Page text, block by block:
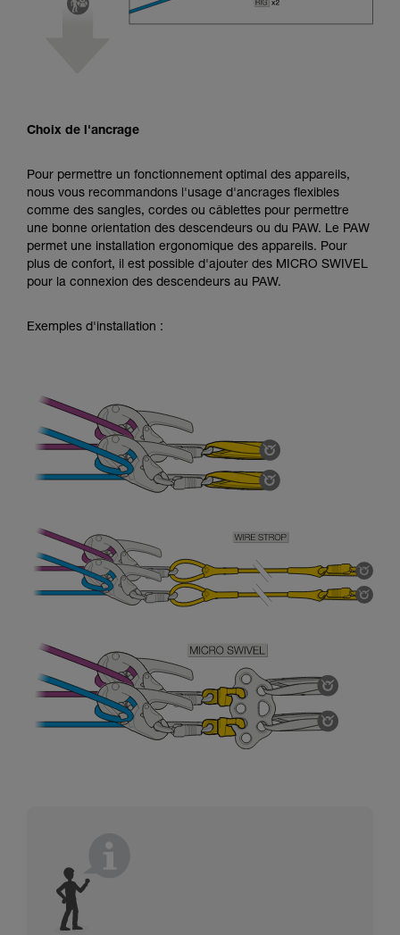
Choix de l'ancrage
Pour permettre un fonctionnement optimal des appareils,
nous vous recommandons l'usage d'ancrages flexibles
comme des sangles, cordes ou câblettes pour permettre
une bonne orientation des descendeurs ou du PAW. Le PAW
permet une installation ergonomique des appareils. Pour
plus de confort, il est possible d'ajouter des MICRO SWIVEL
pour la connexion des descendeurs au PAW.
Exemples d'installation :